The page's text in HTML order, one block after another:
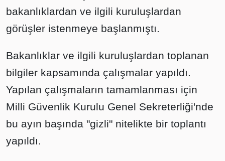
bakanlıklardan ve ilgili kuruluşlardan
görüşler istenmeye başlanmıştı.
Bakanlıklar ve ilgili kuruluşlardan toplanan
bilgiler kapsamında çalışmalar yapıldı.
Yapılan çalışmaların tamamlanması için
Milli Güvenlik Kurulu Genel Sekreterliği'nde
bu ayın başında "gizli" nitelikte bir toplantı
yapıldı.